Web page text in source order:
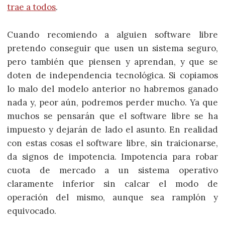
trae a todos.
Cuando recomiendo a alguien software libre
pretendo conseguir que usen un sistema seguro,
pero también que piensen y aprendan, y que se
doten de independencia tecnológica. Si copiamos
lo malo del modelo anterior no habremos ganado
nada y, peor aún, podremos perder mucho. Ya que
muchos se pensarán que el software libre se ha
impuesto y dejarán de lado el asunto. En realidad
con estas cosas el software libre, sin traicionarse,
da signos de impotencia. Impotencia para robar
cuota de mercado a un sistema operativo
claramente inferior sin calcar el modo de
operación del mismo, aunque sea ramplón y
equivocado.